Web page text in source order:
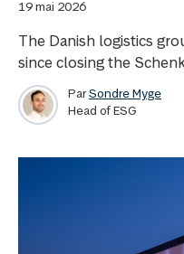
19 mai 2026
The Danish logistics
since closing the
ParSondre Myge
Head of ESG